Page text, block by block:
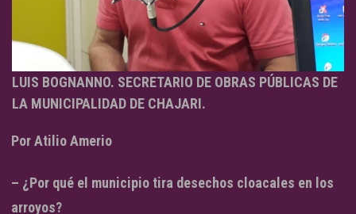
LUIS BOGNANNO. SECRETARIO DE OBRAS PÚBLICAS DE
LA MUNICIPALIDAD DE CHAJARI.
Por Atilio Amerio
– ¿Por qué el municipio tira desechos cloacales en los
arroyos?